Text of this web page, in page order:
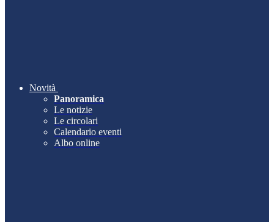
Novità
Panoramica
Le notizie
Le circolari
Calendario eventi
Albo online